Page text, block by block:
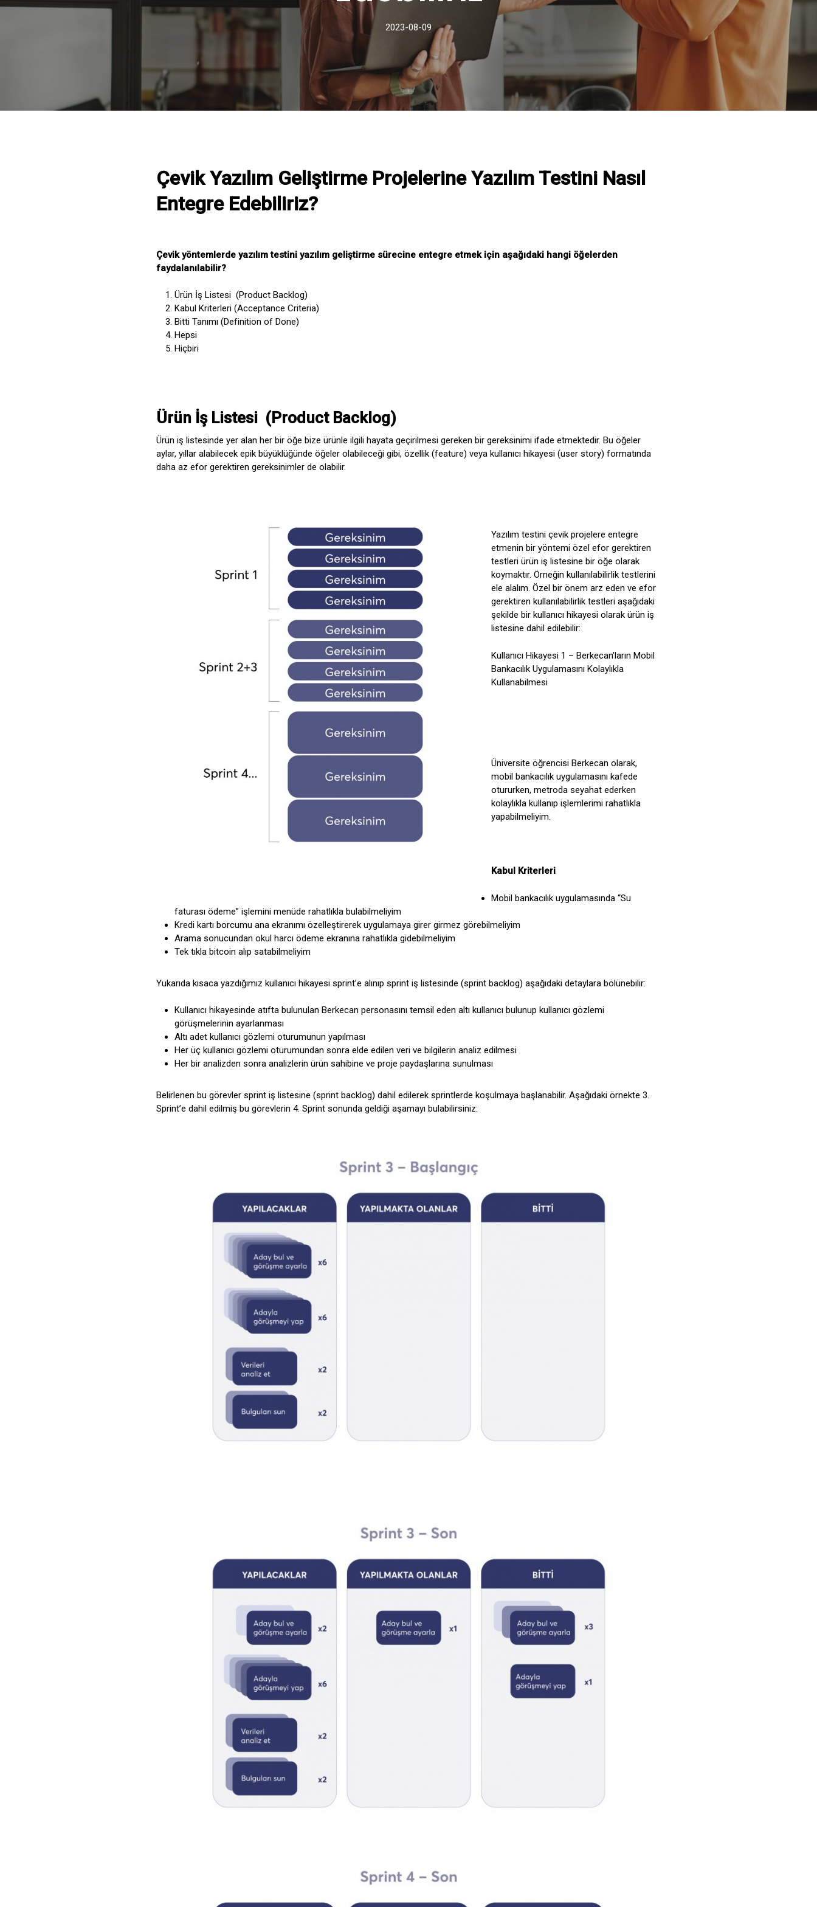
2023-08-09
Çevik Yazılım Geliştirme Projelerine Yazılım Testini Nasıl
Entegre Edebiliriz?
Çevik yöntemlerde yazılım testini yazılım geliştirme sürecine entegre etmek için aşağıdaki hangi öğelerden
faydalanılabilir?
Ürün İş Listesi (Product Backlog)
Kabul Kriterleri (Acceptance Criteria)
Bitti Tanımı (Definition of Done)
Hepsi
Hiçbiri
Ürün İş Listesi (Product Backlog)
Ürün iş listesinde yer alan her bir öğe bize ürünle ilgili hayata geçirilmesi gereken bir gereksinimi ifade etmektedir. Bu öğeler
aylar, yıllar alabilecek epik büyüklüğünde öğeler olabileceği gibi, özellik (feature) veya kullanıcı hikayesi (user story) formatında
daha az efor gerektiren gereksinimler de olabilir.
Yazılım testini çevik projelere entegre
etmenin bir yöntemi özel efor gerektiren
testleri ürün iş listesine bir öğe olarak
koymaktır. Örneğin kullanılabilirlik testlerini
ele alalım. Özel bir önem arz eden ve efor
gerektiren kullanılabilirlik testleri aşağıdaki
şekilde bir kullanıcı hikayesi olarak ürün iş
listesine dahil edilebilir:
Kullanıcı Hikayesi 1 – Berkecan’ların Mobil
Bankacılık Uygulamasını Kolaylıkla
Kullanabilmesi
Üniversite öğrencisi Berkecan olarak,
mobil bankacılık uygulamasını kafede
otururken, metroda seyahat ederken
kolaylıkla kullanıp işlemlerimi rahatlıkla
yapabilmeliyim.
Kabul Kriterleri
Mobil bankacılık uygulamasında “Su
faturası ödeme” işlemini menüde rahatlıkla bulabilmeliyim
Kredi kartı borcumu ana ekranımı özelleştirerek uygulamaya girer girmez görebilmeliyim
Arama sonucundan okul harcı ödeme ekranına rahatlıkla gidebilmeliyim
Tek tıkla bitcoin alıp satabilmeliyim
Yukarıda kısaca yazdığımız kullanıcı hikayesi sprint’e alınıp sprint iş listesinde (sprint backlog) aşağıdaki detaylara bölünebilir:
Kullanıcı hikayesinde atıfta bulunulan Berkecan personasını temsil eden altı kullanıcı bulunup kullanıcı gözlemi
görüşmelerinin ayarlanması
Altı adet kullanıcı gözlemi oturumunun yapılması
Her üç kullanıcı gözlemi oturumundan sonra elde edilen veri ve bilgilerin analiz edilmesi
Her bir analizden sonra analizlerin ürün sahibine ve proje paydaşlarına sunulması
Belirlenen bu görevler sprint iş listesine (sprint backlog) dahil edilerek sprintlerde koşulmaya başlanabilir. Aşağıdaki örnekte 3.
Sprint’e dahil edilmiş bu görevlerin 4. Sprint sonunda geldiği aşamayı bulabilirsiniz: